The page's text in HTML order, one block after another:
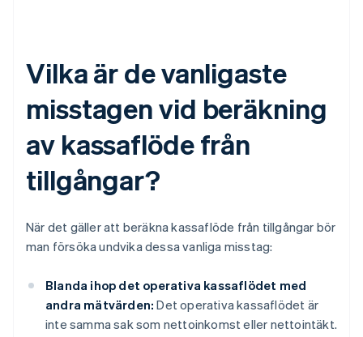
Vilka är de vanligaste
misstagen vid beräkning
av kassaflöde från
tillgångar?
När det gäller att beräkna kassaflöde från tillgångar bör
man försöka undvika dessa vanliga misstag:
Blanda ihop det operativa kassaflödet med
andra mätvärden: Det operativa kassaflödet är
inte samma sak som nettoinkomst eller nettointäkt.